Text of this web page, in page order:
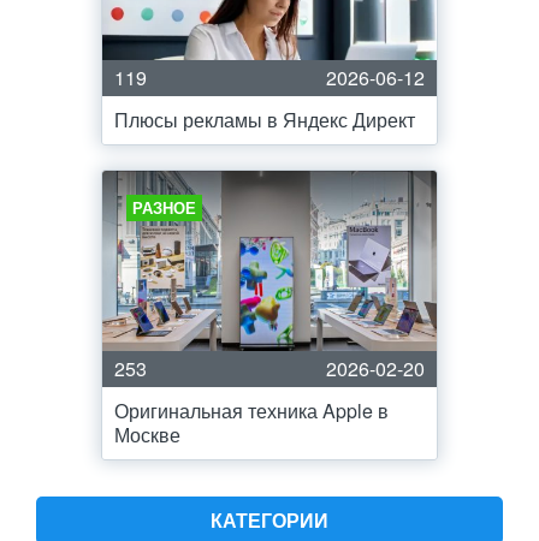
119
2026-06-12
Плюсы рекламы в Яндекс Директ
РАЗНОЕ
253
2026-02-20
Оригинальная техника Apple в
Москве
КАТЕГОРИИ